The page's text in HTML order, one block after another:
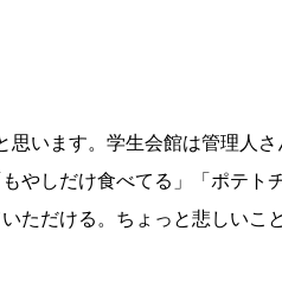
います。学生会館は管理人
やしだけ食べてる」「ポテ
だける。ちょっと悲しいこ